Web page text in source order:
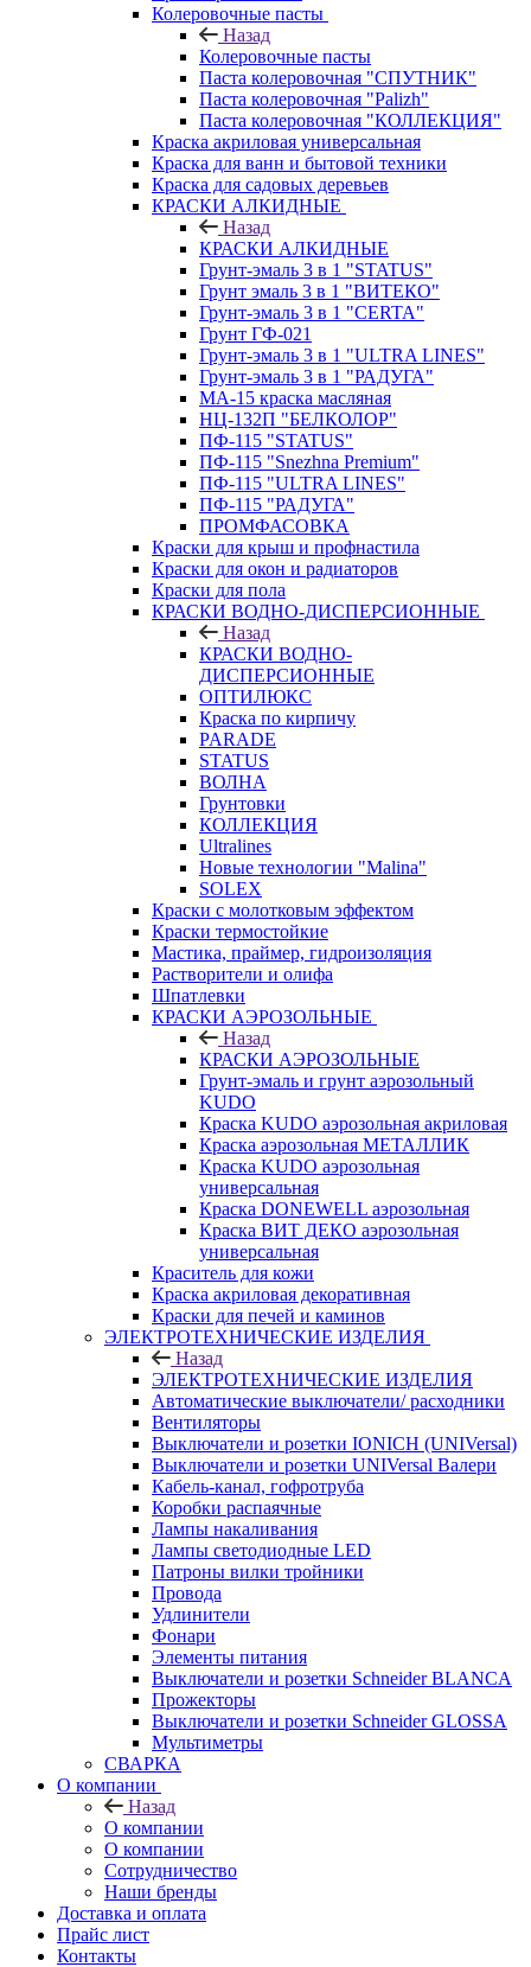
Колеровочные пасты
Назад
Колеровочные пасты
Паста колеровочная "СПУТНИК"
Паста колеровочная "Palizh"
Паста колеровочная "КОЛЛЕКЦИЯ"
Краска акриловая универсальная
Краска для ванн и бытовой техники
Краска для садовых деревьев
КРАСКИ АЛКИДНЫЕ
Назад
КРАСКИ АЛКИДНЫЕ
Грунт-эмаль 3 в 1 "STATUS"
Грунт эмаль 3 в 1 "ВИТЕКО"
Грунт-эмаль 3 в 1 "CERTA"
Грунт ГФ-021
Грунт-эмаль 3 в 1 "ULTRA LINES"
Грунт-эмаль 3 в 1 "РАДУГА"
МА-15 краска масляная
НЦ-132П "БЕЛКОЛОР"
ПФ-115 "STATUS"
ПФ-115 "Snezhna Premium"
ПФ-115 "ULTRA LINES"
ПФ-115 "РАДУГА"
ПРОМФАСОВКА
Краски для крыш и профнастила
Краски для окон и радиаторов
Краски для пола
КРАСКИ ВОДНО-ДИСПЕРСИОННЫЕ
Назад
КРАСКИ ВОДНО-
ДИСПЕРСИОННЫЕ
ОПТИЛЮКС
Краска по кирпичу
PARADE
STATUS
ВОЛНА
Грунтовки
КОЛЛЕКЦИЯ
Ultralines
Новые технологии "Malina"
SOLEX
Краски с молотковым эффектом
Краски термостойкие
Мастика, праймер, гидроизоляция
Растворители и олифа
Шпатлевки
КРАСКИ АЭРОЗОЛЬНЫЕ
Назад
КРАСКИ АЭРОЗОЛЬНЫЕ
Грунт-эмаль и грунт аэрозольный
KUDO
Краска KUDO аэрозольная акриловая
Краска аэрозольная МЕТАЛЛИК
Краска KUDO аэрозольная
универсальная
Краска DONEWELL аэрозольная
Краска ВИТ ДЕКО аэрозольная
универсальная
Краситель для кожи
Краска акриловая декоративная
Краски для печей и каминов
ЭЛЕКТРОТЕХНИЧЕСКИЕ ИЗДЕЛИЯ
Назад
ЭЛЕКТРОТЕХНИЧЕСКИЕ ИЗДЕЛИЯ
Автоматические выключатели/ расходники
Вентиляторы
Выключатели и розетки IONICH (UNIVersal)
Выключатели и розетки UNIVersal Валери
Кабель-канал, гофротруба
Коробки распаячные
Лампы накаливания
Лампы светодиодные LED
Патроны вилки тройники
Провода
Удлинители
Фонари
Элементы питания
Выключатели и розетки Schneider BLANCA
Прожекторы
Выключатели и розетки Schneider GLOSSA
Мультиметры
СВАРКА
О компании
Назад
О компании
О компании
Сотрудничество
Наши бренды
Доставка и оплата
Прайс лист
Контакты